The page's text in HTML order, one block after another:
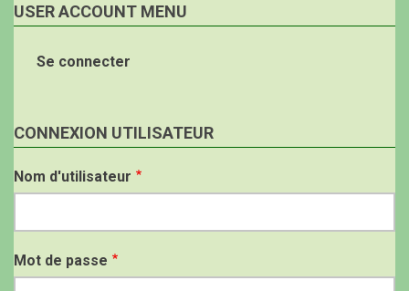
USER ACCOUNT MENU
Se connecter
CONNEXION UTILISATEUR
Nom d'utilisateur
Mot de passe